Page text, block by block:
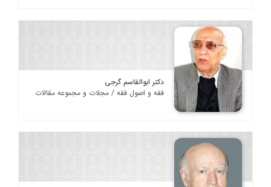
دکتر ابوالقاسم گرجی
فقه و اصول فقه / مجلات و مجموعه مقالات